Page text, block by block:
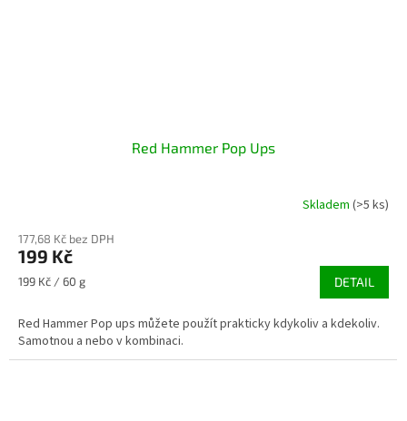
Red Hammer Pop Ups
Skladem (>5 ks)
177,68 Kč bez DPH
199 Kč
Měrná
199 Kč / 60 g DETAIL
Red Hammer Pop ups můžete použít prakticky kdykoliv a kdekoliv.
Samotnou a nebo v kombinaci.